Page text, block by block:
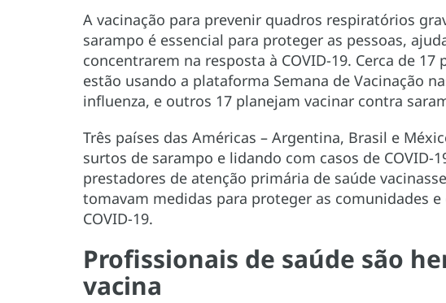
A vacinação para prevenir quadros respiratórios
sarampo é essencial para proteger as pessoas,
concentrarem na resposta à COVID-19. Cerca de
estão usando a plataforma Semana de Vacinação
influenza, e outros 17 planejam vacinar contra
Três países das Américas – Argentina, Brasil e
surtos de sarampo e lidando com casos de COVID-
prestadores de atenção primária de saúde
tomavam medidas para proteger as comunidades
COVID-19.
Profissionais de saúde são
vacina